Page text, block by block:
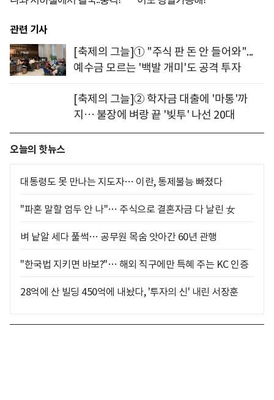
관련 기사
[축제의 그늘]① "주식 판 돈 안 들어와"...
예수금 모르는 '백발 개미'도 공격 투자
[축제의 그늘]② 학자금 대출에 '마통'까
지… 불장에 벼랑 끝 '빚투' 나선 20대
오늘의 핫뉴스
대통령도 못 만나는 지도자… 이란, 통제불능 빠졌다
"파혼 말할 엄두 안 나"… 주식으로 결혼자금 다 날린 女
벼 낱알 세다 풀썩… 공무원 목숨 앗아간 60년 관행
"한국법 지키면 바보?"… 해외 직구에만 특혜 주는 KC 인증
28억에 산 빌딩 450억에 내놨다, '투자의 신' 내린 서장훈